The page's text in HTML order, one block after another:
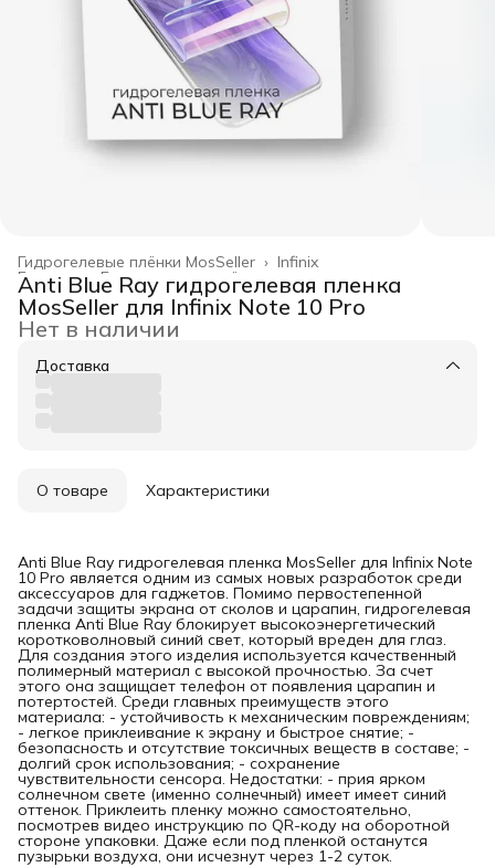
Infinix
Гидрогелевые плёнки MosSeller ›
Гидрогелевые плёнки ›
Главная ›
Anti Blue Ray гидрогелевая пленка
MosSeller для Infinix Note 10 Pro
Нет в наличии
Доставка
О товаре Характеристики
Anti Blue Ray гидрогелевая пленка MosSeller для Infinix Note
10 Pro является одним из самых новых разработок среди
аксессуаров для гаджетов. Помимо первостепенной
задачи защиты экрана от сколов и царапин, гидрогелевая
пленка Anti Blue Ray блокирует высокоэнергетический
коротковолновый синий свет, который вреден для глаз.
Для создания этого изделия используется качественный
полимерный материал с высокой прочностью. За счет
этого она защищает телефон от появления царапин и
потертостей. Среди главных преимуществ этого
материала: - устойчивость к механическим повреждениям;
- легкое приклеивание к экрану и быстрое снятие; -
безопасность и отсутствие токсичных веществ в составе; -
долгий срок использования; - сохранение
чувствительности сенсора. Недостатки: - прия ярком
солнечном свете (именно солнечный) имеет имеет синий
оттенок. Приклеить пленку можно самостоятельно,
посмотрев видео инструкцию по QR-коду на оборотной
стороне упаковки. Даже если под пленкой останутся
пузырьки воздуха, они исчезнут через 1-2 суток.